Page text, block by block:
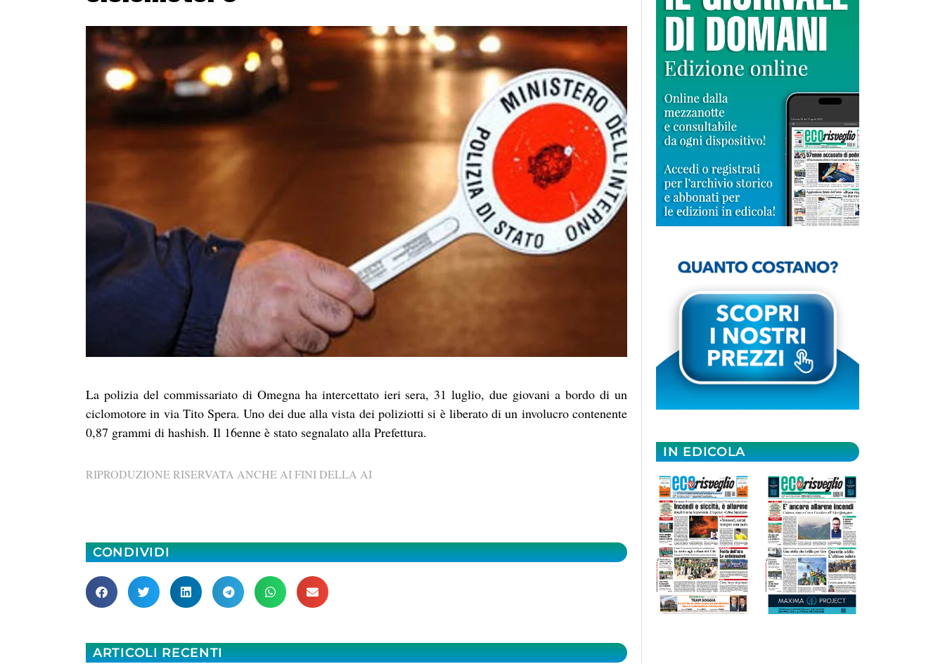
La polizia del commissariato di Omegna ha intercettato ieri sera, 31 luglio, due giovani a bordo di un
ciclomotore in via Tito Spera. Uno dei due alla vista dei poliziotti si è liberato di un involucro contenente
0,87 grammi di hashish. Il 16enne è stato segnalato alla Prefettura.
RIPRODUZIONE RISERVATA ANCHE AI FINI DELLA AI
CONDIVIDI
ARTICOLI RECENTI
IN EDICOLA